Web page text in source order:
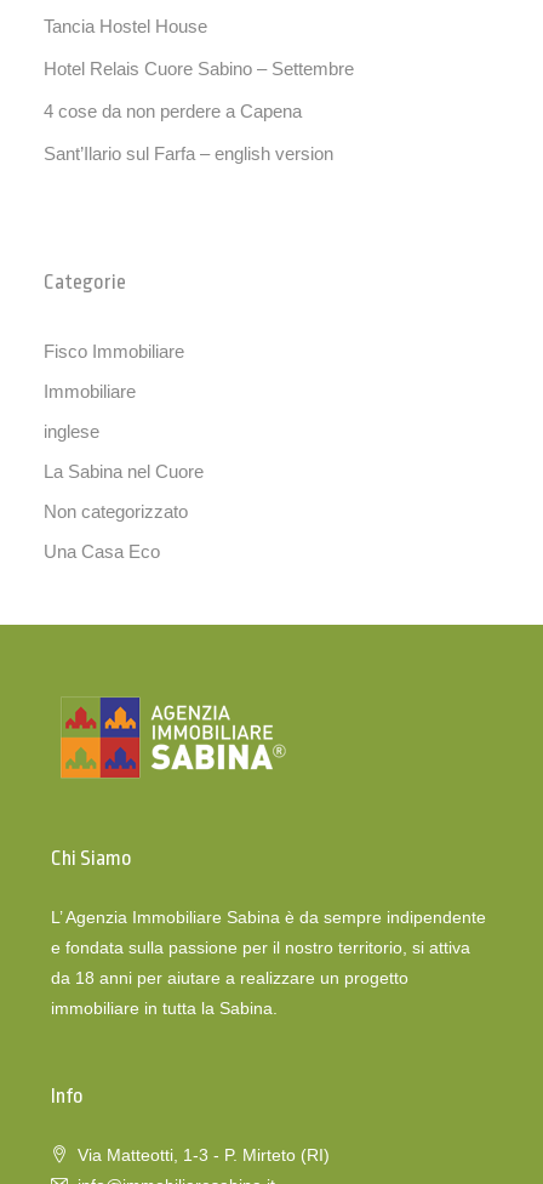
Tancia Hostel House
Hotel Relais Cuore Sabino – Settembre
4 cose da non perdere a Capena
Sant’Ilario sul Farfa – english version
Categorie
Fisco Immobiliare
Immobiliare
inglese
La Sabina nel Cuore
Non categorizzato
Una Casa Eco
Chi Siamo
L’ Agenzia Immobiliare Sabina è da sempre indipendente
e fondata sulla passione per il nostro territorio, si attiva
da 18 anni per aiutare a realizzare un progetto
immobiliare in tutta la Sabina.
Info
Via Matteotti, 1-3 - P. Mirteto (RI)